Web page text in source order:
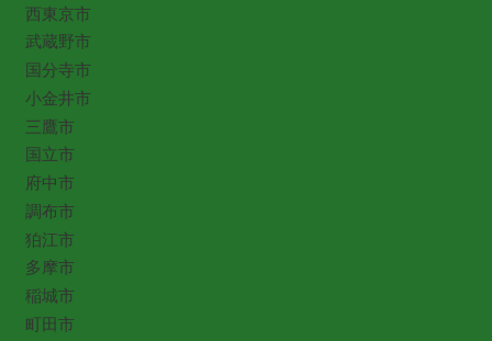
西東京市
武蔵野市
国分寺市
小金井市
三鷹市
国立市
府中市
調布市
狛江市
多摩市
稲城市
町田市